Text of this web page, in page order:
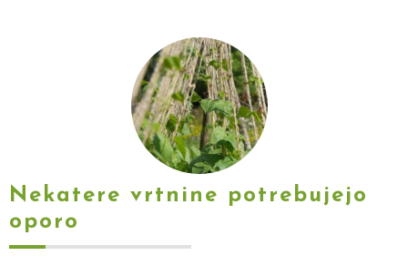
Nekatere vrtnine potrebujejo
oporo